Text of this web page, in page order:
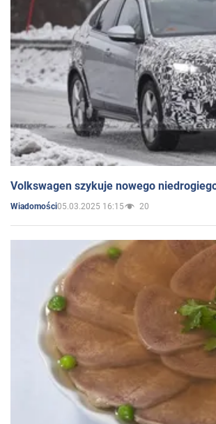
Volkswagen szykuje nowego
Wiadomości05.03.2025 16:15 20